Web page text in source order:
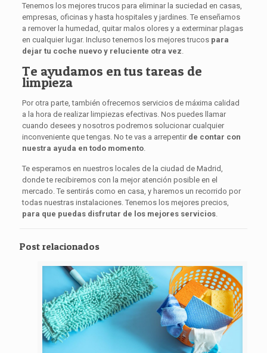
Tenemos los mejores trucos para eliminar la suciedad en casas,
empresas, oficinas y hasta hospitales y jardines. Te enseñamos
a remover la humedad, quitar malos olores y a exterminar plagas
en cualquier lugar. Incluso tenemos los mejores trucos para
dejar tu coche nuevo y reluciente otra vez
Te ayudamos en tus tareas de
limpieza
Por otra parte, también ofrecemos servicios de máxima calidad
a la hora de realizar limpiezas efectivas. Nos puedes llamar
cuando desees y nosotros podremos solucionar cualquier
inconveniente que tengas. No te vas a arrepentir de contar con
nuestra ayuda en todo momento.
Te esperamos en nuestros locales de la ciudad de Madrid,
donde te recibiremos con la mejor atención posible en el
mercado. Te sentirás como en casa, y haremos un recorrido por
todas nuestras instalaciones. Tenemos los mejores precios,
para que puedas disfrutar de los mejores servicios.
Post relacionados